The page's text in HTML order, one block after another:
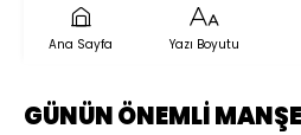
Ana Sayfa Yazı Boyutu
GÜNÜN ÖNEMLİ